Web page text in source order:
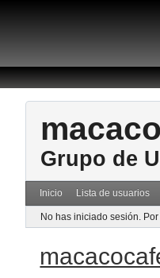
Grupo de
Inicio Lista de usuarios
No has iniciado sesión.